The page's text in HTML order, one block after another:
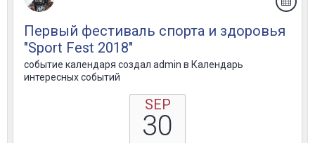
Первый фестиваль спорта и здоровья
"Sport Fest 2018"
событие календаря создал admin в Календарь
интересных событий
SEP
30